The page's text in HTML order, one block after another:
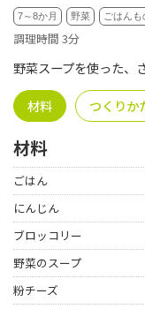
7～8か月 野菜 ごはんも
調理時間 3分
野菜スープを使った、
材料 つくりか
材料
ごはん
にんじん
ブロッコリー
野菜のスープ
粉チーズ